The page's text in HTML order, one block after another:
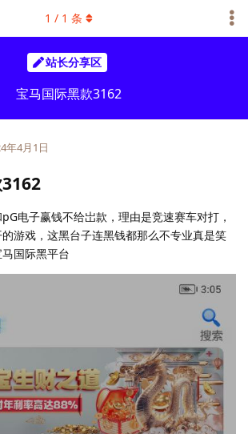
站长分享区
宝马国际黑款3162
1 / 1 条
年4月1日
电子赢钱不给岀款，理由是竞速赛车对打，
游戏，这黑台子连黑钱都那么不专业真是笑
国际黑平台